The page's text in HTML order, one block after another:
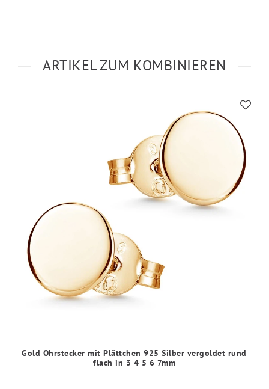
ARTIKEL ZUM KOMBINIEREN
Gold Ohrstecker mit Plättchen 925 Silber vergoldet rund
flach in 3 4 5 6 7mm